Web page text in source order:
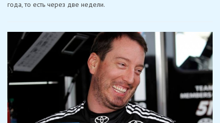
года, то есть через две недели.